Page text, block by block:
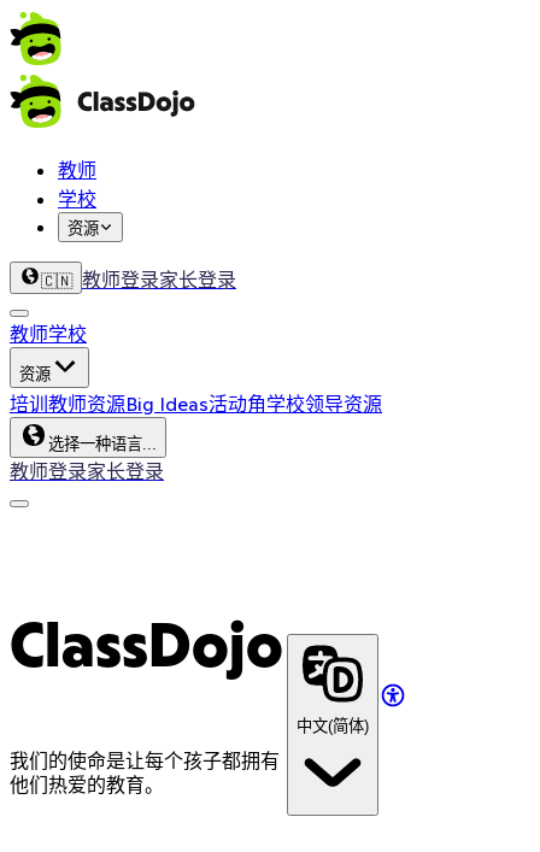
教师
学校
资源
🇨🇳 教师登录家长登录
教师学校
资源
培训 教师资源Big Ideas活动角学校领导资源
选择一种语言...
教师登录家长登录
ClassDojo
我们的使命是让每个孩子都拥有
他们热爱的教育。
中文(简体)